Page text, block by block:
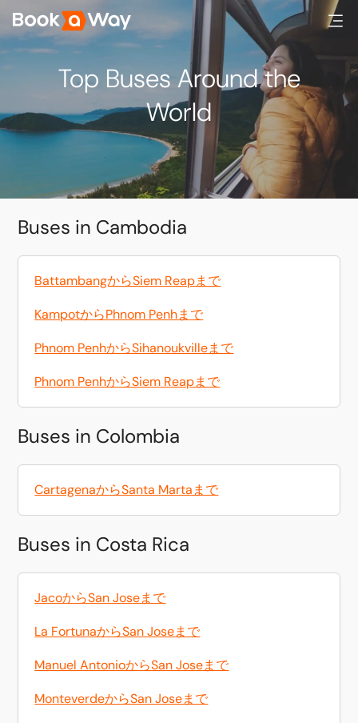
Top Buses Around the
World
Buses in Cambodia
BattambangからSiem Reapまで
KampotからPhnom Penhまで
Phnom PenhからSihanoukvilleまで
Phnom PenhからSiem Reapまで
Buses in Colombia
CartagenaからSanta Martaまで
Buses in Costa Rica
JacoからSan Joseまで
La FortunaからSan Joseまで
Manuel AntonioからSan Joseまで
MonteverdeからSan Joseまで